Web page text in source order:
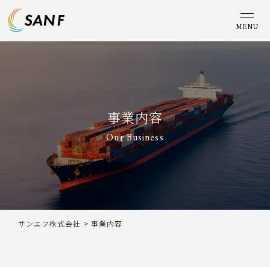
MENU
事業内容
Our Business
サンエフ株式会社 > 事業内容